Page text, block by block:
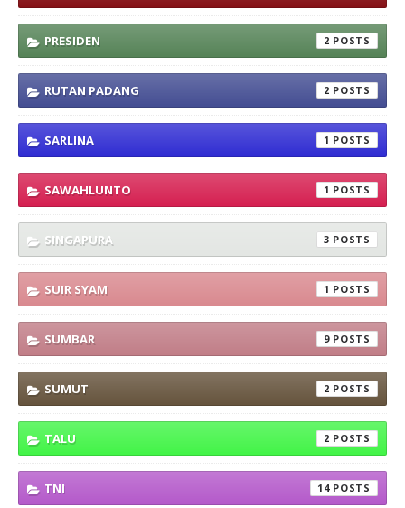
PRESIDEN 2
RUTAN PADANG 2
SARLINA 1
SAWAHLUNTO 1
SINGAPURA 3
SUIR SYAM 1
SUMBAR 9
SUMUT 2
TALU 2
TNI 14